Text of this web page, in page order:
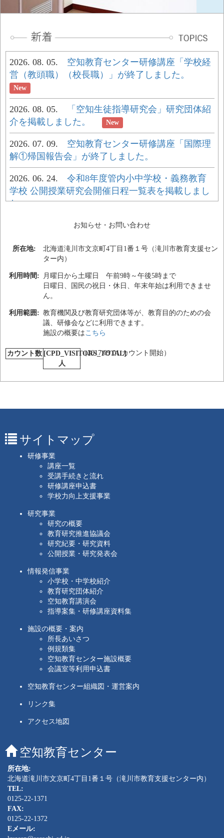
2026. 08. 05.
空知教育センター研修講座「学校経
営（教頭職）（校長職）」が終了しました。
New
2026. 08. 05.
「空知生徒指導研究会」研究団体紹
介を掲載しました。
New
2026. 07. 09.
空知教育センター研修講座「国際理
解①帰国報告会」が終了しました。
2026. 06. 24.
令和8年度管内小中学校・義務教育
学校 公開授業研究会開催日程一覧表を掲載しまし
た。
令和８年度 空知管内教育研究団体代
2026. 05. 15.
講座一覧」を掲載しました。
2026. 05. 15.
回 帰国報告会」を掲載しました。
2026. 04. 24.
空知教育センター「空知教育センタ
た。
2026. 03. 06.
空知教育センター研修講座「英語科
お知らせ・お問い合わせ
所在地:
北海道滝川市文京町4丁目1番１号（滝川市教育支援セン
ター内）
利用時間:
月曜日から土曜日 午前9時～午後5時まで
日曜日、国民の祝日・休日、年末年始は利用できませ
ん。
利用範囲: 教育機関及び教育研究団体等が、教育目的のための会
議、研修会などに利用できます。
施設の概要はこちら
カウント数 [CPD_VISITORS_TOTAL]
人
（2017.09.01.カウント開始）
サイトマップ
研修事業
講座一覧
受講手続きと流れ
研修講座申込書
学校力向上支援事業
研究事業
研究の概要
教育研究推進協議会
研究紀要・研究資料
公開授業・研究発表会
情報発信事業
小学校・中学校紹介
教育研究団体紹介
空知教育講演会
指導案集・研修講座資料集
施設の概要・案内
所長あいさつ
例規類集
空知教育センター施設概要
会議室等利用申込書
空知教育センター組織図・運営案内
リンク集
アクセス地図
空知教育センター
所在地:
北海道滝川市文京町4丁目1番１号（滝川市教育支援センター内）
TEL:
0125-22-1371
FAX:
0125-22-1372
Eメール: